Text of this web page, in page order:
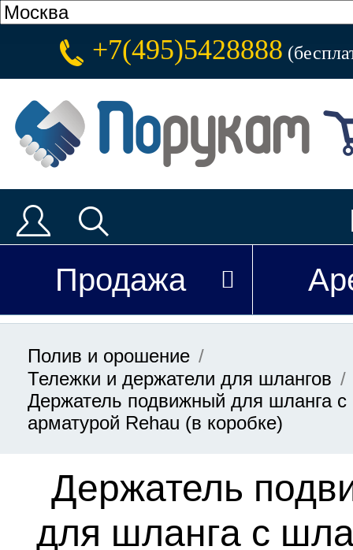
+7(495)5428888
Продажа
Полив и орошение
Тележки и держатели для шлангов
Держатель подвижный для шланга
арматурой Rehau (в коробке)
Держатель
для шланга с